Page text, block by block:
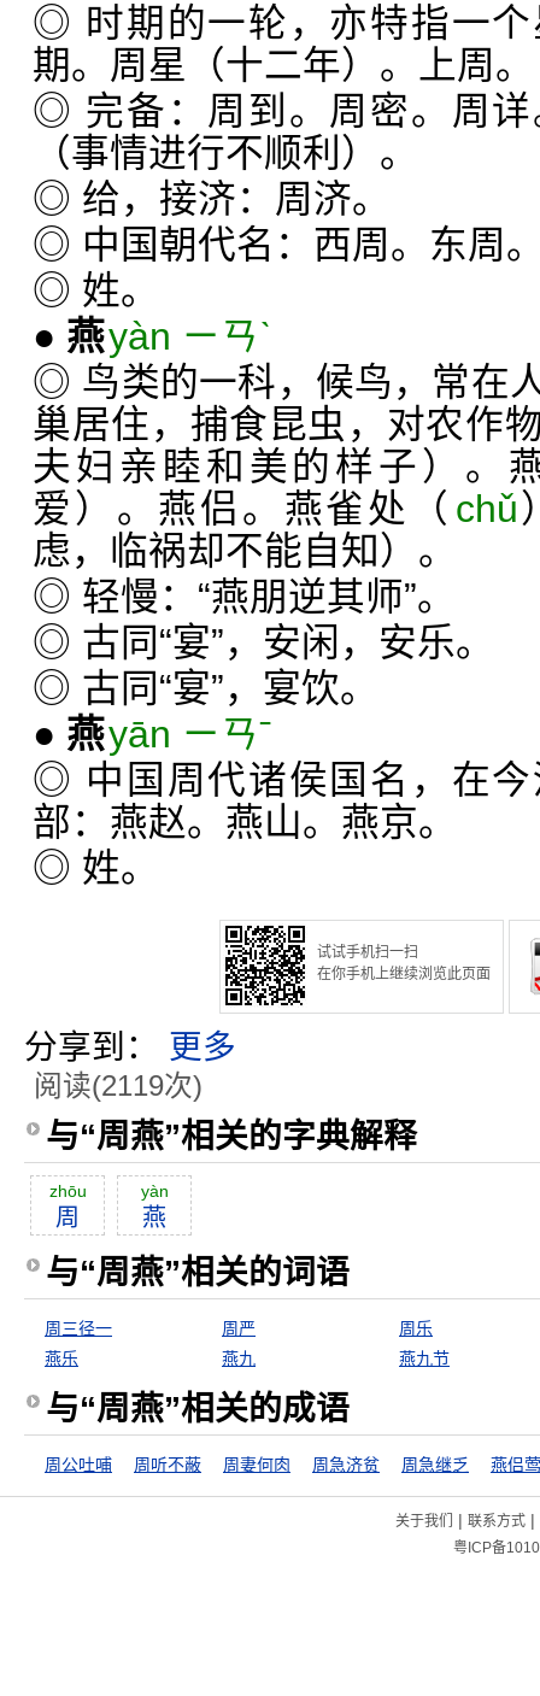
◎ 时期的一轮，亦特指一
期。周星（十二年）。上周。
◎ 完备：周到。周密。周
（事情进行不顺利）。
◎ 给，接济：周济。
◎ 中国朝代名：西周。东周
◎ 姓。
● 燕yàn ㄧㄢˋ
◎ 鸟类的一科，候鸟，常在
巢居住，捕食昆虫，对农作
夫妇亲睦和美的样子）。
爱）。燕侣。燕雀处（ chǔ
虑，临祸却不能自知）。
◎ 轻慢：“燕朋逆其师”。
◎ 古同“宴”，安闲，安乐。
◎ 古同“宴”，宴饮。
● 燕yān ㄧㄢˉ
◎ 中国周代诸侯国名，在
部：燕赵。燕山。燕京。
◎ 姓。
试试手机扫一扫
在你手机上继续浏览此页面
分享到： 更多
阅读(2119次)
与“周燕”相关的字典解释
zhōu
周
yàn
燕
与“周燕”相关的词语
周三径一 周严
周乐
燕乐
燕九 燕九节
与“周燕”相关的成语
周公吐哺 周听不蔽 周妻何肉 周急济贫 周急继乏 燕侣
关于我们 | 联系方式|
粤ICP备